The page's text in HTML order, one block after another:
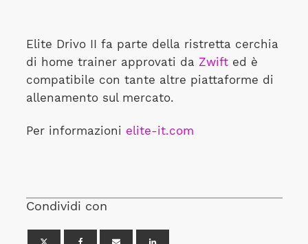
Elite Drivo II fa parte della ristretta cerchia
di home trainer approvati da Zwifted è
compatibile con tante altre piattaforme di
allenamento sul mercato.
Per informazioni elite-it.com
Condividi con